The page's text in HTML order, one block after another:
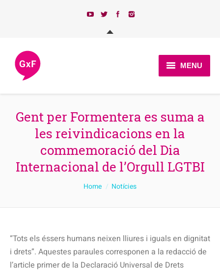
MENU
Qui som?
Actualitat
Programa
Candidatures 2023
Afilia’t
Gent per Formentera es suma a
les reivindicacions en la
commemoració del Dia
Internacional de l’Orgull LGTBI
Home Notícies
“Tots els éssers humans neixen lliures i iguals en dignitat
i drets”. Aquestes paraules corresponen a la redacció de
l’article primer de la Declaració Universal de Drets